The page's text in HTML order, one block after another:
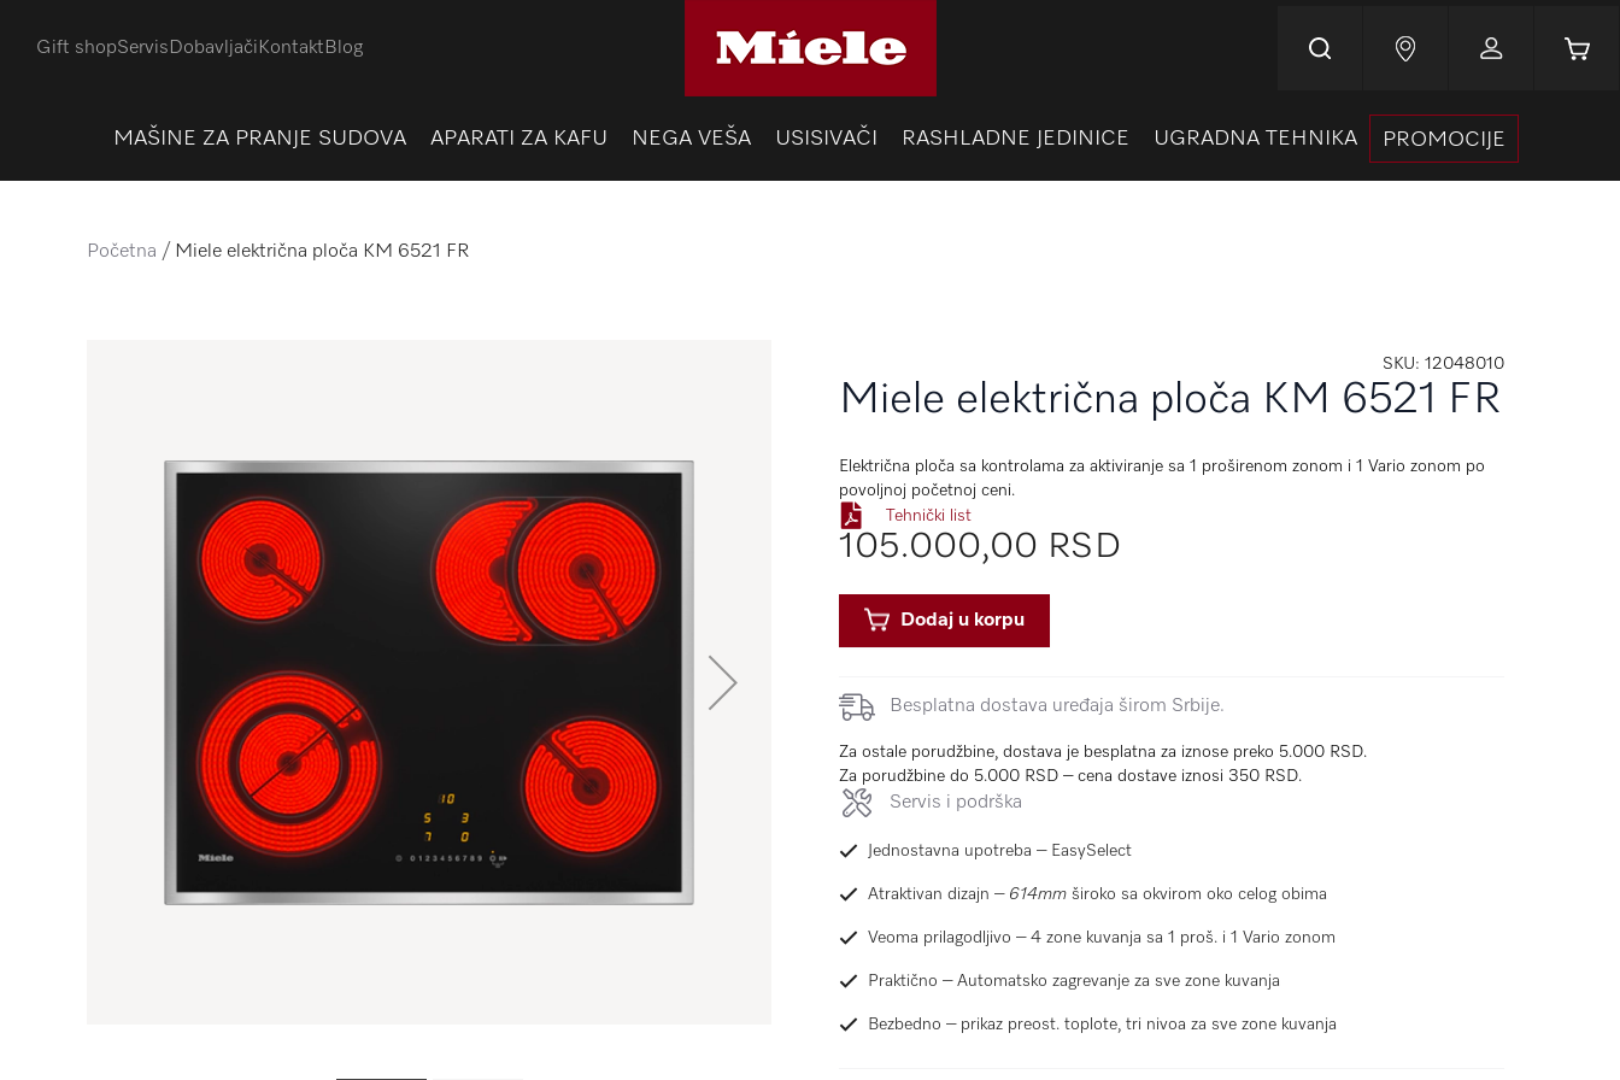
Gift shopServis Dobavljači Kontakt Blog
MAŠINE ZA PRANJE SUDOVA APARATI ZA KAFU NEGA VEŠA USISIVAČI RASHLADNE JEDINICE UGRADNA TEHNIKA PROMOCIJE
Početna Miele električna ploča KM 6521 FR
SKU 12048010
Miele električna ploča KM 6521 FR
Električna ploča sa kontrolama za aktiviranje sa 1 proširenom zonom i 1 Vario zonom po
povoljnoj početnoj ceni.
Tehnički list
105.000,00 RSD
Dodaj u korpu
Besplatna dostava uređaja širom Srbije.
Za ostale porudžbine, dostava je besplatna za iznose preko 5.000 RSD.
Za porudžbine do 5.000 RSD – cena dostave iznosi 350 RSD.
Servis i podrška
Jednostavna upotreba – EasySelect
Atraktivan dizajn – 614mm široko sa okvirom oko celog obima
Veoma prilagodljivo – 4 zone kuvanja sa 1 proš. i 1 Vario zonom
Praktično – Automatsko zagrevanje za sve zone kuvanja
Bezbedno – prikaz preost. toplote, tri nivoa za sve zone kuvanja